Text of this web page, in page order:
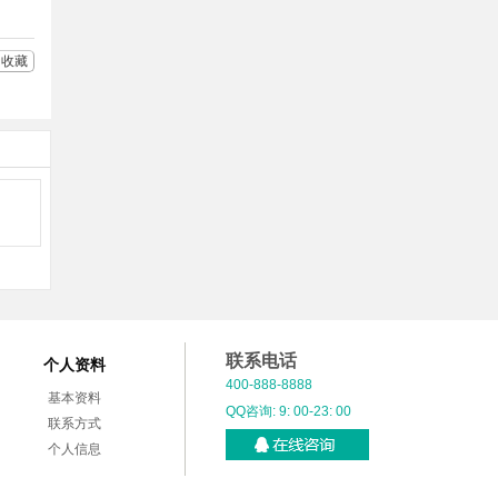
收藏
个人资料
基本资料
联系方式
个人信息
联系电话
400-888-8888
QQ咨询: 9: 00-23: 00